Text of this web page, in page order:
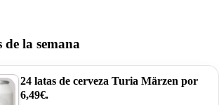
la semana
24 latas de cerveza Turia Märzen por
6,49€.